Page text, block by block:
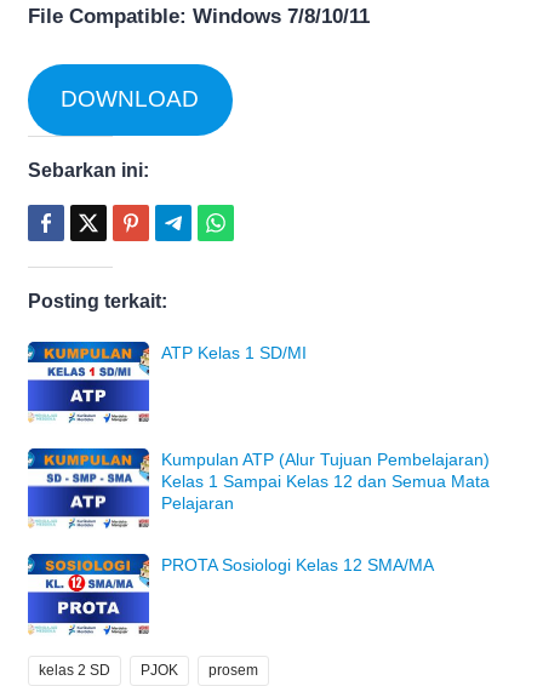
File Compatible: Windows 7/8/10/11
DOWNLOAD
Sebarkan ini:
Posting terkait:
ATP Kelas 1 SD/MI
Kumpulan ATP (Alur Tujuan Pembelajaran)
Kelas 1 Sampai Kelas 12 dan Semua Mata
Pelajaran
PROTA Sosiologi Kelas 12 SMA/MA
kelas 2 SD PJOK prosem